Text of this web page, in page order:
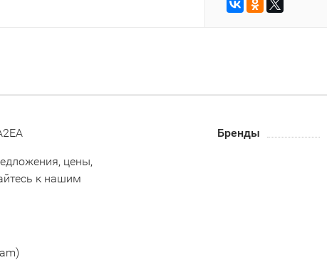
цены,
к нашим
Бренды